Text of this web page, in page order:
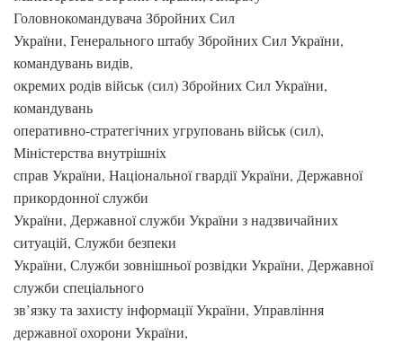
Головнокомандувача Збройних Сил
України, Генерального штабу Збройних Сил України,
командувань видів,
окремих родів військ (сил) Збройних Сил України,
командувань
оперативно-стратегічних угруповань військ (сил),
Міністерства внутрішніх
справ України, Національної гвардії України, Державної
прикордонної служби
України, Державної служби України з надзвичайних
ситуацій, Служби безпеки
України, Служби зовнішньої розвідки України, Державної
служби спеціального
зв’язку та захисту інформації України, Управління
державної охорони України,